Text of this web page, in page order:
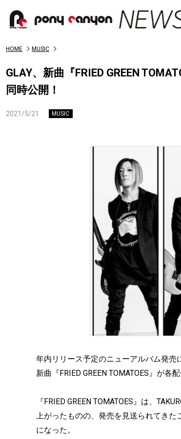
HOME MUSIC
GLAY、新曲『FRIED GREEN
同時公開！
2021/5/21 MUSIC
年内リリース予定のニューアルバム発売
新曲『FRIED GREEN TOMATOES』が各
『FRIED GREEN TOMATOES』は、
上がったものの、発売を見送られてき
になった。